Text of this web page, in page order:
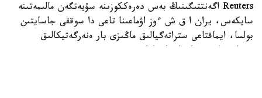
Reuters اگەنتتىگىنىڭ بەس دەرەككوزىنە سۇيەنگەن مالىمەتىنە
سايكەس، يران ا ق ش ءوز اۋماعىنا تاعى دا سوققى جاسايتىن
بولسا، ايماقتاعى ستراتەگيالىق ماڭىزى بار ەنەرگەتيكالىق